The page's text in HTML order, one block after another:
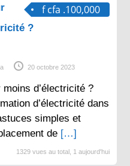
f cfa .100,000
?
20 octobre 2023
d’électricité ?
d’électricité dans
simples et
de […]
1329 vues au total, 1 aujourd'hui